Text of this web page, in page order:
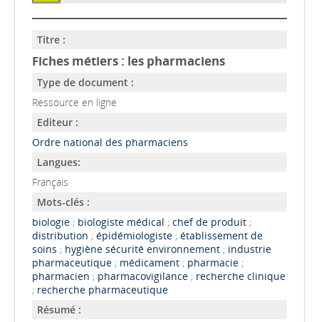
Titre :
Fiches métiers : les pharmaciens
Type de document :
Ressource en ligne
Editeur :
Ordre national des pharmaciens
Langues:
Français
Mots-clés :
biologie; biologiste médical ; chef de produit;
distribution ; épidémiologiste; établissement de
soins ; hygiène sécurité environnement; industrie
pharmaceutique; médicament; pharmacie;
pharmacien ; pharmacovigilance; recherche clinique
; recherche pharmaceutique
Résumé :